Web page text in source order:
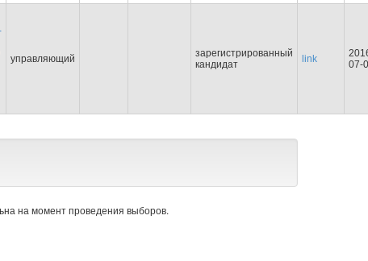
управляющий
зарегистрированный
кандидат
link
07-
на момент проведения выборов.